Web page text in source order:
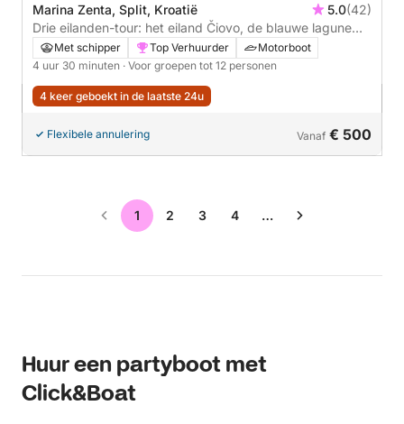
Marina Zenta, Split, Kroatië 5.0(42)
Drie eilanden-tour: het eiland Čiovo, de blauwe lagune
van Drvenik en het eiland Šolta
Met schipper Top Verhuurder
Motorboot
4 uur 30 minuten · Voor groepen tot 12 personen
4 keer geboekt in de laatste 24u
Flexibele annulering Vanaf € 500
1 2 3 4 …
Huur een partyboot met
Click&Boat